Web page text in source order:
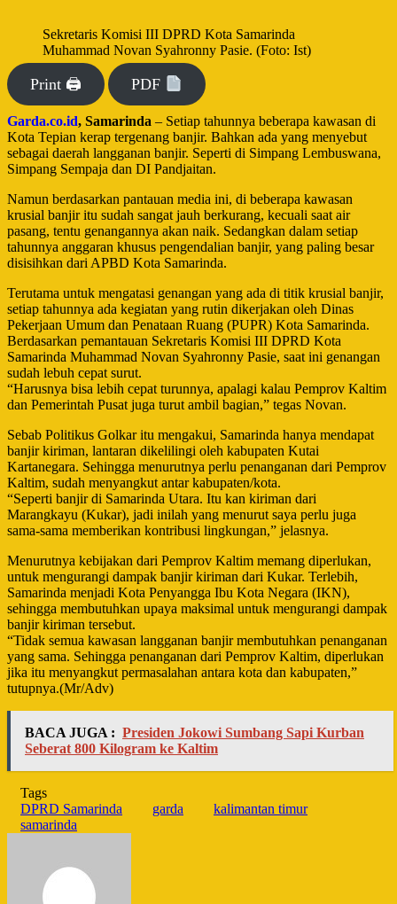
Sekretaris Komisi III DPRD Kota Samarinda
Muhammad Novan Syahronny Pasie. (Foto: Ist)
Print 🖨 PDF
Garda.co.id, Samarinda – Setiap tahunnya beberapa kawasan di
Kota Tepian kerap tergenang banjir. Bahkan ada yang menyebut
sebagai daerah langganan banjir. Seperti di Simpang Lembuswana,
Simpang Sempaja dan DI Pandjaitan.
Namun berdasarkan pantauan media ini, di beberapa kawasan
krusial banjir itu sudah sangat jauh berkurang, kecuali saat air
pasang, tentu genangannya akan naik. Sedangkan dalam setiap
tahunnya anggaran khusus pengendalian banjir, yang paling besar
disisihkan dari APBD Kota Samarinda.
Terutama untuk mengatasi genangan yang ada di titik krusial banjir,
setiap tahunnya ada kegiatan yang rutin dikerjakan oleh Dinas
Pekerjaan Umum dan Penataan Ruang (PUPR) Kota Samarinda.
Berdasarkan pemantauan Sekretaris Komisi III DPRD Kota
Samarinda Muhammad Novan Syahronny Pasie, saat ini genangan
sudah lebuh cepat surut.
“Harusnya bisa lebih cepat turunnya, apalagi kalau Pemprov Kaltim
dan Pemerintah Pusat juga turut ambil bagian,” tegas Novan.
Sebab Politikus Golkar itu mengakui, Samarinda hanya mendapat
banjir kiriman, lantaran dikelilingi oleh kabupaten Kutai
Kartanegara. Sehingga menurutnya perlu penanganan dari Pemprov
Kaltim, sudah menyangkut antar kabupaten/kota.
“Seperti banjir di Samarinda Utara. Itu kan kiriman dari
Marangkayu (Kukar), jadi inilah yang menurut saya perlu juga
sama-sama memberikan kontribusi lingkungan,” jelasnya.
Menurutnya kebijakan dari Pemprov Kaltim memang diperlukan,
untuk mengurangi dampak banjir kiriman dari Kukar. Terlebih,
Samarinda menjadi Kota Penyangga Ibu Kota Negara (IKN),
sehingga membutuhkan upaya maksimal untuk mengurangi dampak
banjir kiriman tersebut.
“Tidak semua kawasan langganan banjir membutuhkan penanganan
yang sama. Sehingga penanganan dari Pemprov Kaltim, diperlukan
jika itu menyangkut permasalahan antara kota dan kabupaten,”
tutupnya.(Mr/Adv)
BACA JUGA : Presiden Jokowi Sumbang Sapi Kurban
Seberat 800 Kilogram ke Kaltim
Tags
DPRD Samarinda
garda
kalimantan timur
samarinda